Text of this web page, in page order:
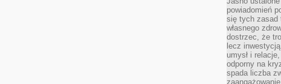
powiadomień
się tych zasad
własnego
dostrzec, że
lecz
umysł i
odporny na
spada liczba